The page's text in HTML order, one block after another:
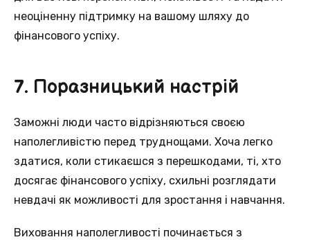
неоціненну підтримку на вашому шляху до
фінансового успіху.
7. Поразницький настрій
Заможні люди часто відрізняються своєю
наполегливістю перед труднощами. Хоча легко
здатися, коли стикаєшся з перешкодами, ті, хто
досягає фінансового успіху, схильні розглядати
невдачі як можливості для зростання і навчання.
Виховання наполегливості починається з